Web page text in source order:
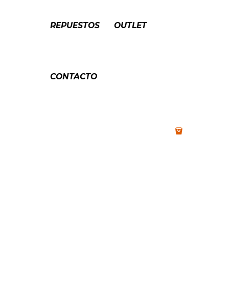
REPUESTOS OUTLET
CONTACTO